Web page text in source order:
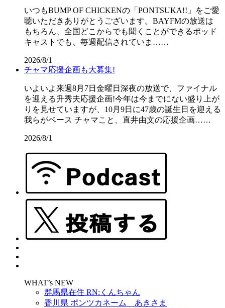
いつもBUMP OF CHICKENの「PONTSUKA!!」をご愛
聴いただきありがとうございます。BAYFMの放送は
もちろん、全国どこからでも聞くことができるポッド
キャストでも、毎週配信されていま……
2026/8/1
チャマ応援企画も大募集!
いよいよ来週8月7日金曜日深夜の放送で、ファイナル
を迎える升秀夫応援企画!今年は今までにない盛り上が
りを見せていますが、10月9日に47歳の誕生日を迎える
我らがベース チャマこと、直井由文の応援企画……
2026/8/1
WHAT’s NEW
群馬県在住 RN:くんちゃん
香川県 ポンツカネーム あきさま